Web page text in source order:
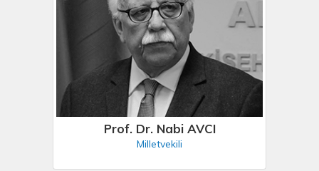
Prof. Dr. Nabi AVCI
Milletvekili